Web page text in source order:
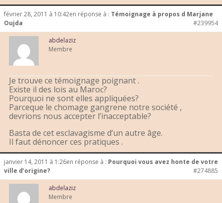
février 28, 2011 à 10:42en réponse à : Témoignage à propos d Marjane
Oujda
#239954
abdelaziz
Membre
Je trouve ce témoignage poignant .
Existe il des lois au Maroc?
Pourquoi ne sont elles appliquées?
Parceque le chomage gangrene notre société ,
devrions nous accepter l’inacceptable?
Basta de cet esclavagisme d’un autre âge.
Il faut dénoncer ces pratiques .
janvier 14, 2011 à 1:26en réponse à : Pourquoi vous avez honte de votre
ville d’origine?
#274885
abdelaziz
Membre